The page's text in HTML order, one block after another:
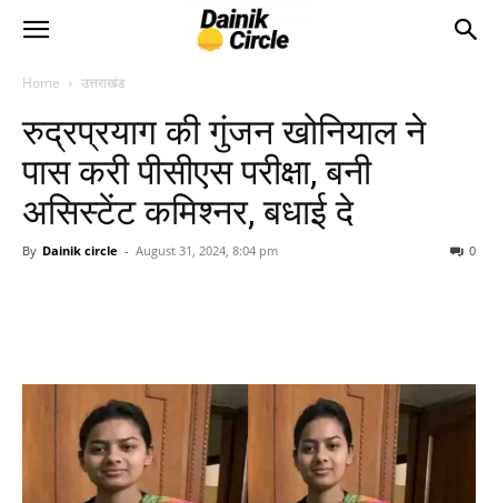
Home उत्तराखंड
रुद्रप्रयाग की गुंजन खोनियाल ने
पास करी पीसीएस परीक्षा, बनी
असिस्टेंट कमिश्नर, बधाई दे
By Dainik circle - August 31, 2024, 8:04 pm 0